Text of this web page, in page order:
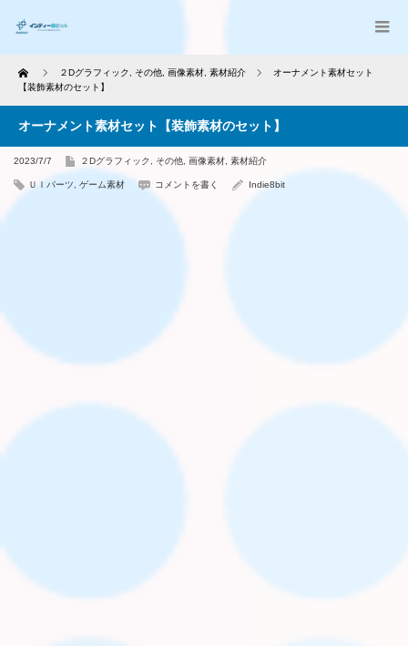
Home ２Dグラフィック その他 画像素材 素材紹介
オーナメント素材セット
【装飾素材のセット】
オーナメント素材セット【装飾素材のセット】
2023/7/7 ２Dグラフィック その他 画像素材 素材紹介
ＵＩパーツ ゲーム素材 コメントを書く Indie8bit